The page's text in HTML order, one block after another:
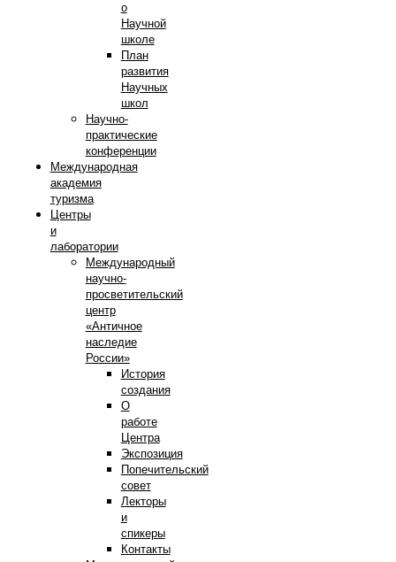
о
Научной
школе
План
развития
Научных
школ
Научно-
практические
конференции
Международная
академия
туризма
Центры
и
лаборатории
Международный
научно-
просветительский
центр
«Античное
наследие
России»
История
создания
О
работе
Центра
Экспозиция
Попечительский
совет
Лекторы
и
спикеры
Контакты